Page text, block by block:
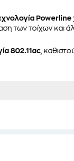
Powerline
των τοίχων και
802.11ac ,